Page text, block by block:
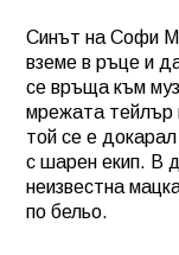
Синът на Софи
вземе в ръце и
се връща към
мрежата тейлър
той се е
с шарен екип. В
неизвестна
по бельо.